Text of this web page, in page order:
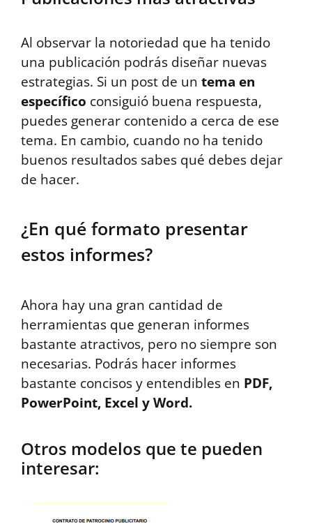
Al observar la notoriedad que ha tenido
una publicación podrás diseñar nuevas
estrategias. Si un post de un tema en
específico consiguió buena respuesta,
puedes generar contenido a cerca de ese
tema. En cambio, cuando no ha tenido
buenos resultados sabes qué debes dejar
de hacer.
¿En qué formato presentar
estos informes?
Ahora hay una gran cantidad de
herramientas que generan informes
bastante atractivos, pero no siempre son
necesarias. Podrás hacer informes
bastante concisos y entendibles en PDF,
PowerPoint, Excel y Word.
Otros modelos que te pueden
interesar: